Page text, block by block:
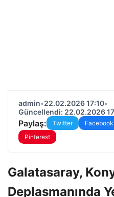
admin•22.02.2026 17:10•
Güncellendi: 22.02.2026
Paylaş: Twitter Facebook
Pinterest
Galatasaray,
Deplasmanında